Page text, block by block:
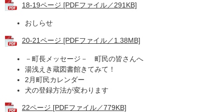
18-19ページ [PDFファイル／291KB]
おしらせ
20-21ページ [PDFファイル／1.38MB]
－町長メッセージ－ 町民の皆さんへ
湯浅えき蔵図書館きてみて！
2月町民カレンダー
犬の登録方法が変わります
22ページ [PDFファイル／779KB]